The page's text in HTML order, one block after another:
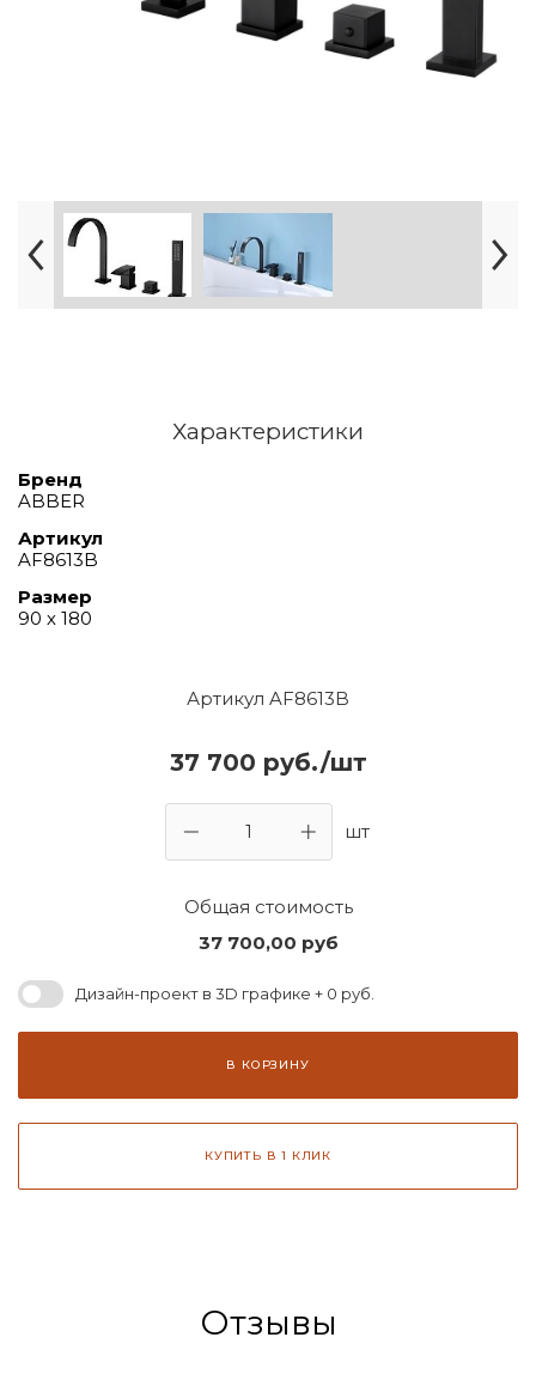
Артикул AF8613B
37 700 руб./шт
шт
Общая стоимость
37 700,00 руб
Дизайн-проект в 3D графике + 0 руб.
В КОРЗИНУ
КУПИТЬ В 1 КЛИК
Характеристики
Бренд
ABBER
Артикул
AF8613B
Размер
90 х 180
Отзывы